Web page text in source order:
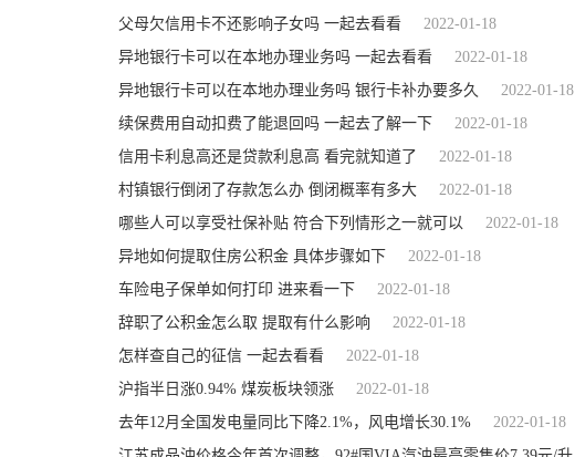
父母欠信用卡不还影响子女吗 一起去看看
2022-01-18
异地银行卡可以在本地办理业务吗 一起去看看
2022-01-18
异地银行卡可以在本地办理业务吗 银行卡补办要多久
2022-01-18
续保费用自动扣费了能退回吗 一起去了解一下
2022-01-18
信用卡利息高还是贷款利息高 看完就知道了
2022-01-18
村镇银行倒闭了存款怎么办 倒闭概率有多大
2022-01-18
哪些人可以享受社保补贴 符合下列情形之一就可以
2022-01-18
异地如何提取住房公积金 具体步骤如下
2022-01-18
车险电子保单如何打印 进来看一下
2022-01-18
辞职了公积金怎么取 提取有什么影响
2022-01-18
怎样查自己的征信 一起去看看
2022-01-18
沪指半日涨0.94% 煤炭板块领涨
2022-01-18
去年12月全国发电量同比下降2.1%，风电增长30.1%
2022-01-18